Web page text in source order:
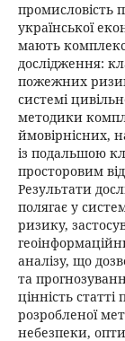
промисловість
української
мають
дослідження:
пожежних
системі
методики
ймовірнісних,
із подальшою
просторовим
Результати
полягає у
ризику,
аналізу, що
та
цінність
розробленої
небезпеки,